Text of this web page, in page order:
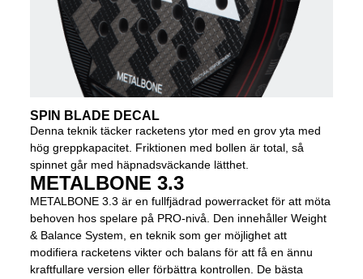
SPIN BLADE DECAL
Denna teknik täcker racketens ytor med en grov yta med
hög greppkapacitet. Friktionen med bollen är total, så
spinnet går med häpnadsväckande lätthet.
METALBONE 3.3
METALBONE 3.3 är en fullfjädrad powerracket för att möta
behoven hos spelare på PRO-nivå. Den innehåller Weight
& Balance System, en teknik som ger möjlighet att
modifiera racketens vikter och balans för att få en ännu
kraftfullare version eller förbättra kontrollen. De bästa